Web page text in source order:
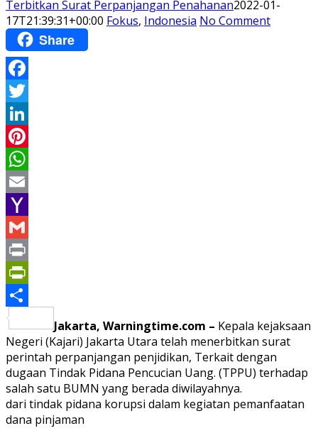
Terbitkan Surat Perpanjangan Penahanan2022-01-
17T21:39:31+00:00 Fokus, Indonesia No Comment
Share
Facebook
Twitter
LinkedIn
Pinterest
WhatsApp
Email
Yahoo
Mail
Gmail
Print
PrintFriendly
Share
Jakarta, Warningtime.com – Kepala kejaksaan
Negeri (Kajari) Jakarta Utara telah menerbitkan surat
perintah perpanjangan penjidikan, Terkait dengan
dugaan Tindak Pidana Pencucian Uang. (TPPU) terhadap
salah satu BUMN yang berada diwilayahnya.
dari tindak pidana korupsi dalam kegiatan pemanfaatan
dana pinjaman